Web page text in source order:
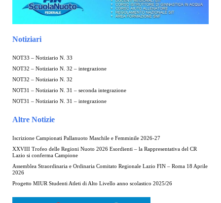
Notiziari
NOT33 – Notiziario N. 33
NOT32 – Notiziario N. 32 – integrazione
NOT32 – Notiziario N. 32
NOT31 – Notiziario N. 31 – seconda integrazione
NOT31 – Notiziario N. 31 – integrazione
Altre Notizie
Iscrizione Campionati Pallanuoto Maschile e Femminile 2026-27
XXVIII Trofeo delle Regioni Nuoto 2026 Esordienti – la Rappresentativa del CR
Lazio si conferma Campione
Assemblea Straordinaria e Ordinaria Comitato Regionale Lazio FIN – Roma 18 Aprile
2026
Progetto MIUR Studenti Atleti di Alto Livello anno scolastico 2025/26